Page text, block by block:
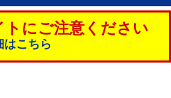
トにご注意ください
はこちら